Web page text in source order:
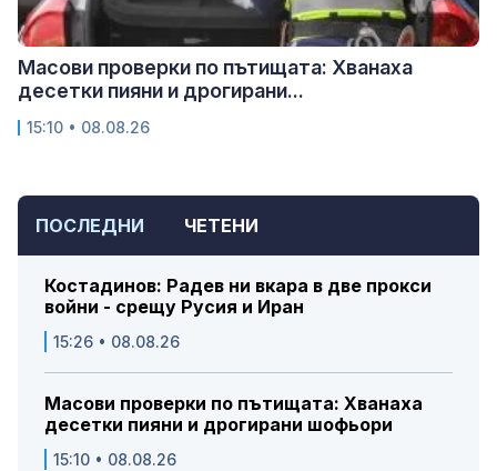
ПОСЛЕДНИ ЧЕТЕНИ
Костадинов: Радев ни вкара в две прокси
войни - срещу Русия и Иран
15:26 • 08.08.26
Масови проверки по пътищата: Хванаха
десетки пияни и дрогирани шофьори
15:10 • 08.08.26
Масови проверки по пътищата: Хванаха
десетки пияни и дрогирани...
15:10 • 08.08.26